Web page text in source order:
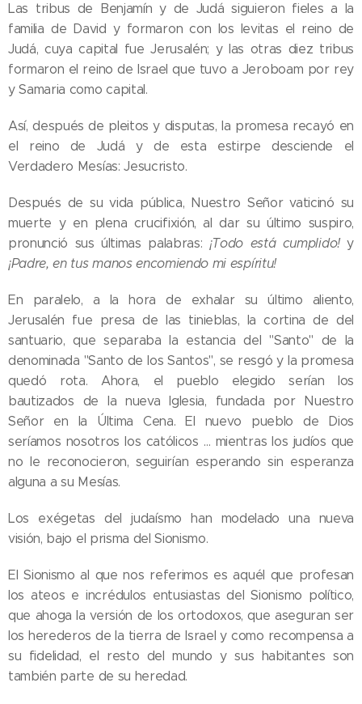
Las tribus de Benjamín y de Judá siguieron fieles a la
familia de David y formaron con los levitas el reino de
Judá, cuya capital fue Jerusalén; y las otras diez tribus
formaron el reino de Israel que tuvo a Jeroboam por rey
y Samaria como capital.
Así, después de pleitos y disputas, la promesa recayó en
el reino de Judá y de esta estirpe desciende el
Verdadero Mesías: Jesucristo.
Después de su vida pública, Nuestro Señor vaticinó su
muerte y en plena crucifixión, al dar su último suspiro,
pronunció sus últimas palabras: ¡Todo está cumplido!y
¡Padre, en tus manos encomiendo mi espíritu!
En paralelo, a la hora de exhalar su último aliento,
Jerusalén fue presa de las tinieblas, la cortina de del
santuario, que separaba la estancia del "Santo" de la
denominada "Santo de los Santos", se resgó y la promesa
quedó rota. Ahora, el pueblo elegido serían los
bautizados de la nueva Iglesia, fundada por Nuestro
Señor en la Última Cena. El nuevo pueblo de Dios
seríamos nosotros los católicos … mientras los judíos que
no le reconocieron, seguirían esperando sin esperanza
alguna a su Mesías.
Los exégetas del judaísmo han modelado una nueva
visión, bajo el prisma del Sionismo.
El Sionismo al que nos referimos es aquél que profesan
los ateos e incrédulos entusiastas del Sionismo político,
que ahoga la versión de los ortodoxos, que aseguran ser
los herederos de la tierra de Israel y como recompensa a
su fidelidad, el resto del mundo y sus habitantes son
también parte de su heredad.